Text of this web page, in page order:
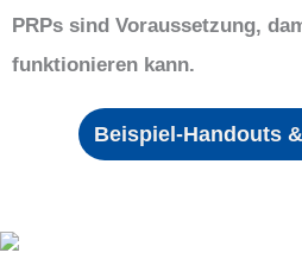
PRPs sind Voraussetzung,
funktionieren kann.
Beispiel-Handouts